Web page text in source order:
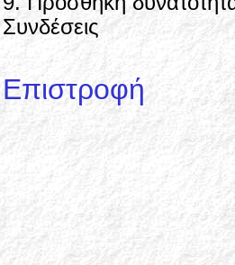
Συνδέσεις
Επιστροφή